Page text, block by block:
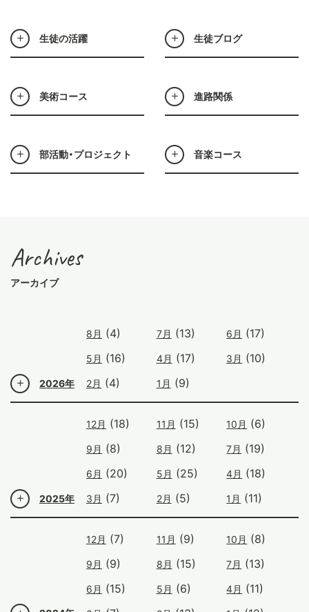
生徒の活躍 生徒ブログ
美術コース 進路関係
部活動・プロジェクト 音楽コース
Archives
アーカイブ
2026年
8月 (4) 7月 (13) 6月 (17)
5月 (16) 4月 (17) 3月 (10)
2月 (4) 1月 (9)
2025年
12月 (18) 11月 (15) 10月 (6)
9月 (8) 8月 (12) 7月 (19)
6月 (20) 5月 (25) 4月 (18)
3月 (7) 2月 (5) 1月 (11)
12月 (7) 11月 (9) 10月 (8)
9月 (9) 8月 (15) 7月 (13)
6月 (15) 5月 (6) 4月 (11)